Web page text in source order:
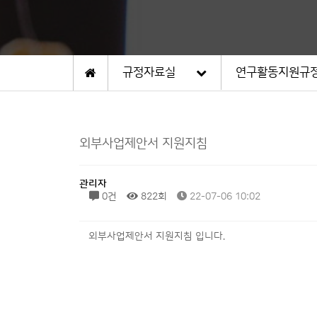
규정자료실 연구활동지원규
외부사업제안서 지원지침
관리자
0건
822회 22-07-06 10:02
ㅤ외부사업제안서 지원지침 입니다.